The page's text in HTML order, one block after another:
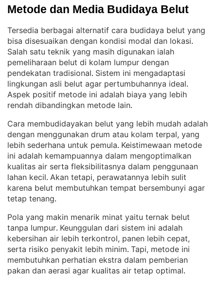
Metode dan Media Budidaya Belut
Tersedia berbagai alternatif cara budidaya belut yang
bisa disesuaikan dengan kondisi modal dan lokasi
Salah satu teknik yang masih digunakan ialah
pemeliharaan belut di kolam lumpur dengan
pendekatan tradisional. Sistem ini mengadaptasi
lingkungan asli belut agar pertumbuhannya ideal
Aspek positif metode ini adalah biaya yang lebih
rendah dibandingkan metode lain.
Cara membudidayakan belut yang lebih mudah adalah
dengan menggunakan drum atau kolam terpal, yang
lebih sederhana untuk pemula. Keistimewaan metode
ini adalah kemampuannya dalam mengoptimalkan
kualitas air serta fleksibilitasnya dalam penggunaan
lahan kecil. Akan tetapi, perawatannya lebih sulit
karena belut membutuhkan tempat bersembunyi agar
tetap tenang.
Pola yang makin menarik minat yaitu ternak belut
tanpa lumpur. Keunggulan dari sistem ini adalah
kebersihan air lebih terkontrol, panen lebih cepat,
serta risiko penyakit lebih minim. Tapi, metode ini
membutuhkan perhatian ekstra dalam pemberian
pakan dan aerasi agar kualitas air tetap optimal.